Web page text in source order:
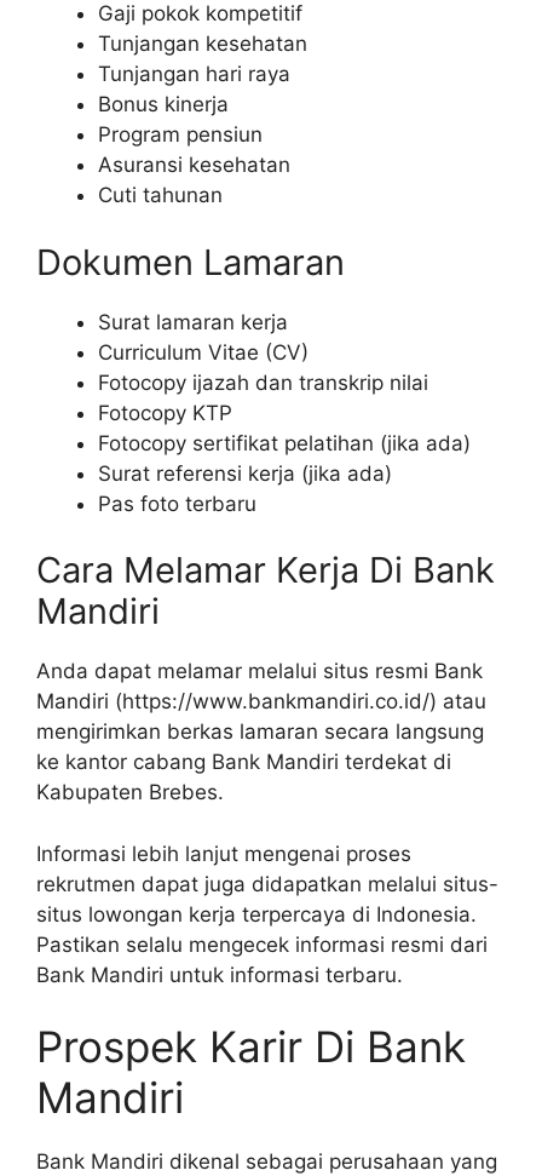
Gaji pokok kompetitif
Tunjangan kesehatan
Tunjangan hari raya
Bonus kinerja
Program pensiun
Asuransi kesehatan
Cuti tahunan
Dokumen Lamaran
Surat lamaran kerja
Curriculum Vitae (CV)
Fotocopy ijazah dan transkrip nilai
Fotocopy KTP
Fotocopy sertifikat pelatihan (jika ada)
Surat referensi kerja (jika ada)
Pas foto terbaru
Cara Melamar Kerja Di Bank
Mandiri
Anda dapat melamar melalui situs resmi Bank
Mandiri (https://www.bankmandiri.co.id/) atau
mengirimkan berkas lamaran secara langsung
ke kantor cabang Bank Mandiri terdekat di
Kabupaten Brebes.
Informasi lebih lanjut mengenai proses
rekrutmen dapat juga didapatkan melalui situs-
situs lowongan kerja terpercaya di Indonesia.
Pastikan selalu mengecek informasi resmi dari
Bank Mandiri untuk informasi terbaru.
Prospek Karir Di Bank
Mandiri
Bank Mandiri dikenal sebagai perusahaan yang